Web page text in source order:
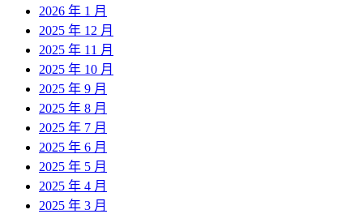
2026 年 1 月
2025 年 12 月
2025 年 11 月
2025 年 10 月
2025 年 9 月
2025 年 8 月
2025 年 7 月
2025 年 6 月
2025 年 5 月
2025 年 4 月
2025 年 3 月